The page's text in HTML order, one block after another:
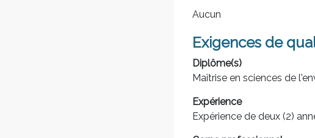
Aucun
Exigences de
Diplôme(s)
Maîtrise en sciences de
Expérience
Expérience de deux (2)